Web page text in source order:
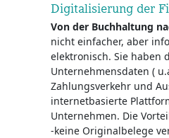
Digitalisierung der
Von der Buchhaltung
nicht einfacher, aber
elektronisch. Sie haben
Unternehmensdaten (
Zahlungsverkehr und
internetbasierte
Unternehmen. Die
-keine Originalbelege